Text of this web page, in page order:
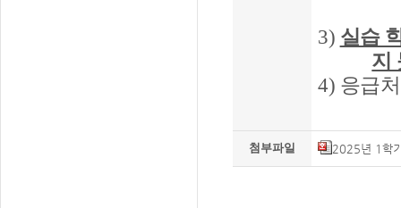
3) 실습
지
4) 응급
첨부파일 2025년 1학